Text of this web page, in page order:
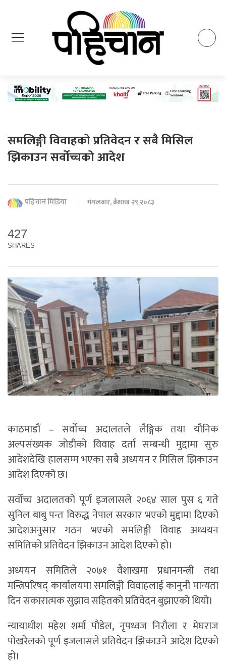
समलिङ्गी विवाहको प्रतिवेदन र सबै मिसिल
झिकाउन सर्वोच्चको आदेश
पहिचान मिडिया मंगलबार, बैशाख २९ २०८३
427
SHARES
काठमाडौं – सर्वोच्च अदालतले लैङ्गिक तथा यौनिक
अल्पसंख्यक जोडीको विवाह दर्ता सम्बन्धी मुद्दामा सुरु
आदेशदेखि हालसम्म भएका सबै अध्ययन र मिसिल झिकाउन
आदेश दिएको छ।
सर्वोच्च अदालतको पूर्ण इजलासले २०६४ साल पुस ६ गते
सुनिल बाबु पन्त विरुद्ध नेपाल सरकार भएको मुद्दामा दिएको
आदेशअनुसार गठन भएको समलिङ्गी विवाह अध्ययन
समितिको प्रतिवेदन झिकाउन आदेश दिएको हो।
अध्ययन समितिले २०७१ वैशाखमा प्रधानमन्त्री तथा
मन्त्रिपरिषद् कार्यालयमा समलिङ्गी विवाहलाई कानुनी मान्यता
दिन सकारात्मक सुझाव सहितको प्रतिवेदन बुझाएको थियो।
न्यायाधीश महेश शर्मा पौडेल, नृपध्वज निरौला र मेघराज
पोखरेलको पूर्ण इजलासले प्रतिवेदन झिकाउने आदेश दिएको
हो।